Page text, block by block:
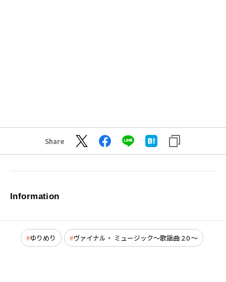
Share
Information
ゆりめり ヴァイナル・ ミュージック～歌謡曲 2.0 ～